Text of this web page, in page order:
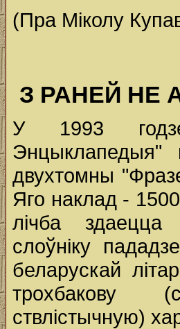
(Пра Міколу
З РАНЕЙ НЕ
У 1993
Энцыклапедыя"
двухтомны
Яго наклад -
лічба здаецца
слоўніку
беларускай
трохбакову
ствлістычную)